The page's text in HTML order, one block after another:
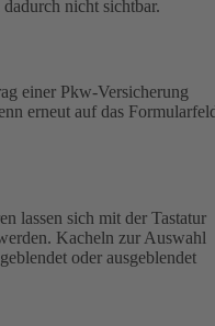
nicht sichtbar.
einer Pkw-Versicherung
erneut auf das
lassen sich mit der Tastatur
Kacheln zur Auswahl
oder ausgeblendet